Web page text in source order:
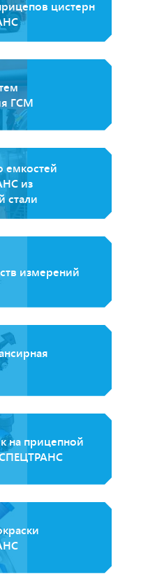
цистерн
ГСМ
емкостей
из
стали
измерений
на прицепной